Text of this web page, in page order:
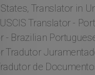
Translator in
Translator -
- Brazilian
Tradutor
de